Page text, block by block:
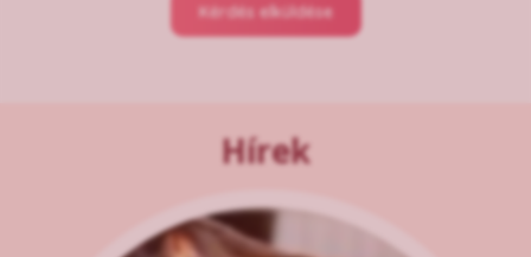
Kérdés elküldése
Hírek